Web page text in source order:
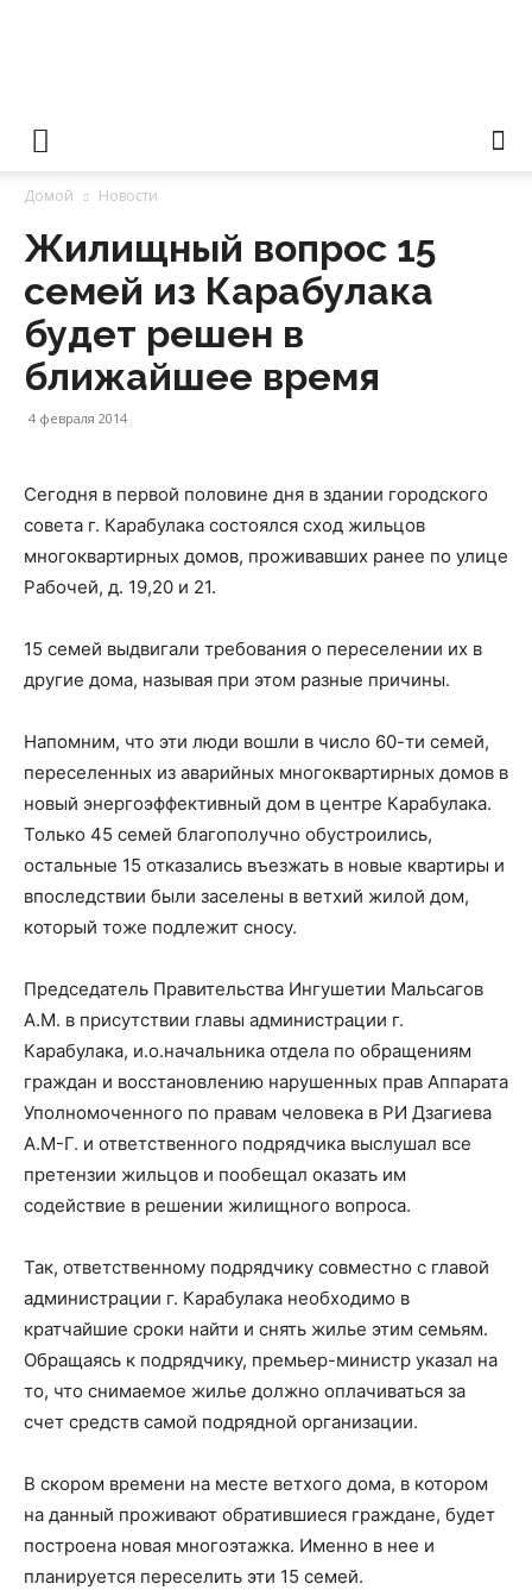
в
Республике
Ингушетия
Домой Новости
Жилищный вопрос 15
семей из Карабулака
будет решен в
ближайшее время
4 февраля 2014
Сегодня в первой половине дня в здании городского
совета г. Карабулака состоялся сход жильцов
многоквартирных домов, проживавших ранее по улице
Рабочей, д. 19,20 и 21.
15 семей выдвигали требования о переселении их в
другие дома, называя при этом разные причины.
Напомним, что эти люди вошли в число 60-ти семей,
переселенных из аварийных многоквартирных домов в
новый энергоэффективный дом в центре Карабулака.
Только 45 семей благополучно обустроились,
остальные 15 отказались въезжать в новые квартиры и
впоследствии были заселены в ветхий жилой дом,
который тоже подлежит сносу.
Председатель Правительства Ингушетии Мальсагов
А.М. в присутствии главы администрации г.
Карабулака, и.о.начальника отдела по обращениям
граждан и восстановлению нарушенных прав Аппарата
Уполномоченного по правам человека в РИ Дзагиева
А.М-Г. и ответственного подрядчика выслушал все
претензии жильцов и пообещал оказать им
содействие в решении жилищного вопроса.
Так, ответственному подрядчику совместно с главой
администрации г. Карабулака необходимо в
кратчайшие сроки найти и снять жилье этим семьям.
Обращаясь к подрядчику, премьер-министр указал на
то, что снимаемое жилье должно оплачиваться за
счет средств самой подрядной организации.
В скором времени на месте ветхого дома, в котором
на данный проживают обратившиеся граждане, будет
построена новая многоэтажка. Именно в нее и
планируется переселить эти 15 семей.